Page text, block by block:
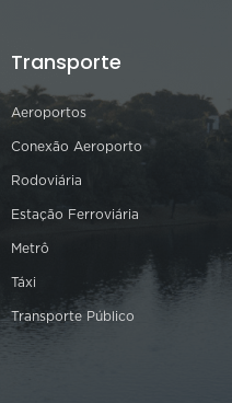
Transporte
Aeroportos
Conexão Aeroporto
Rodoviária
Estação Ferroviária
Metrô
Táxi
Transporte Público